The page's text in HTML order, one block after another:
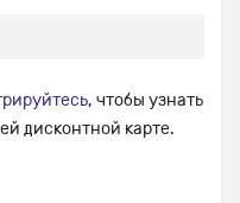
, чтобы узнать
дисконтной карте.